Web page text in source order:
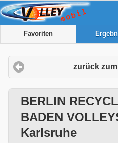
Favoriten
zurück
BERLIN
BADEN
Karlsruhe